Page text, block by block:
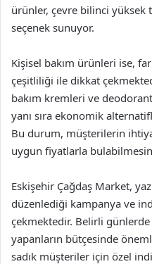
ürünler, çevre bilinci
seçenek sunuyor.
Kişisel bakım ürünleri ise,
çeşitliliği ile dikkat
bakım kremleri ve
yanı sıra ekonomik
Bu durum, müşterilerin
uygun fiyatlarla
Eskişehir Çağdaş Market,
düzenlediği kampanya ve
çekmektedir. Belirli günlerde
yapanların bütçesinde
sadık müşteriler için özel